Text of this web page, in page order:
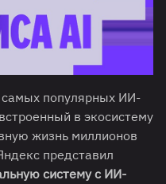
популярных ИИ-
в экосистему
жизнь миллионов
представил
систему с ИИ-